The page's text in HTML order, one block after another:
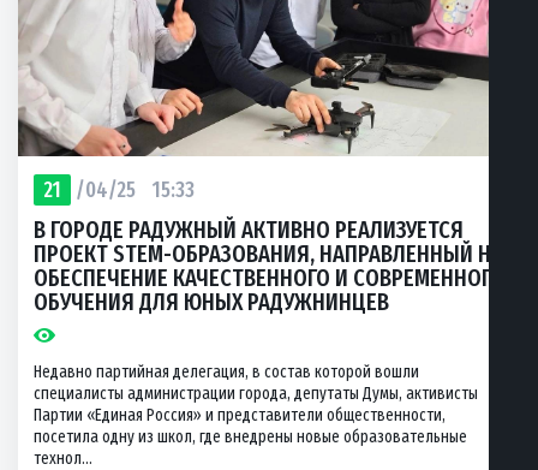
21 /04/25 15:33
В ГОРОДЕ РАДУЖНЫЙ АКТИВНО РЕАЛИЗУЕТСЯ
ПРОЕКТ STEM-ОБРАЗОВАНИЯ, НАПРАВЛЕННЫЙ НА
ОБЕСПЕЧЕНИЕ КАЧЕСТВЕННОГО И СОВРЕМЕННОГО
ОБУЧЕНИЯ ДЛЯ ЮНЫХ РАДУЖНИНЦЕВ
Недавно партийная делегация, в состав которой вошли
специалисты администрации города, депутаты Думы, активисты
Партии «Единая Россия» и представители общественности,
посетила одну из школ, где внедрены новые образовательные
технол...